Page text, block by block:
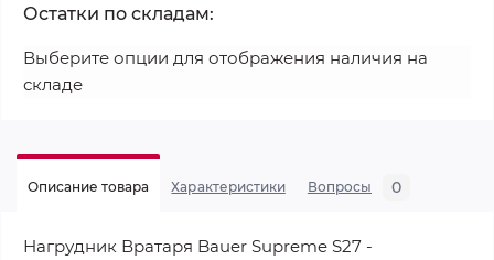
Остатки по складам:
Выберите опции для отображения наличия на
складе
Описание товара Характеристики Вопросы 0
Нагрудник Вратаря Bauer Supreme S27 -